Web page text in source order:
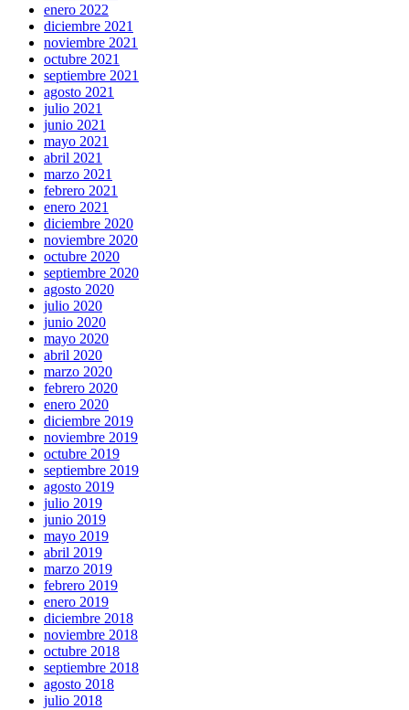
enero 2022
diciembre 2021
noviembre 2021
octubre 2021
septiembre 2021
agosto 2021
julio 2021
junio 2021
mayo 2021
abril 2021
marzo 2021
febrero 2021
enero 2021
diciembre 2020
noviembre 2020
octubre 2020
septiembre 2020
agosto 2020
julio 2020
junio 2020
mayo 2020
abril 2020
marzo 2020
febrero 2020
enero 2020
diciembre 2019
noviembre 2019
octubre 2019
septiembre 2019
agosto 2019
julio 2019
junio 2019
mayo 2019
abril 2019
marzo 2019
febrero 2019
enero 2019
diciembre 2018
noviembre 2018
octubre 2018
septiembre 2018
agosto 2018
julio 2018